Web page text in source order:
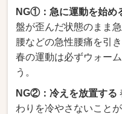
NG①：急に運動を始め
盤が歪んだ状態のまま
腰などの急性腰痛を引
春の運動は必ずウォー
う。
NG②：冷えを放置する
わりを冷やさないこと